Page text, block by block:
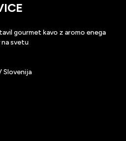
gourmet kavo z aromo enega
svetu
Slovenija